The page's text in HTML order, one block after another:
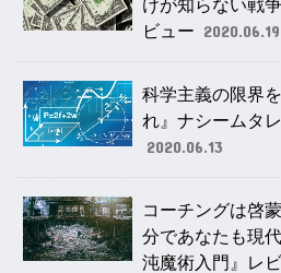
けが知らない戦
ビュー 2020.06.19
科学主義の限界
れ』ナシームタ
2020.06.13
コーチングは啓
分であなたも現
沌魔術入門』レ